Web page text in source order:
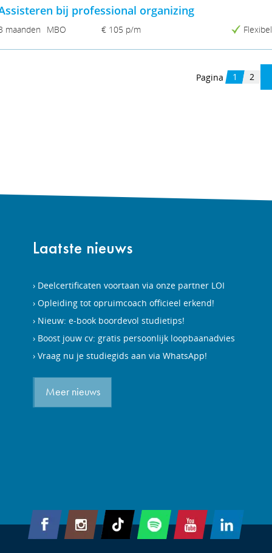
bij professional organizing
maanden MBO € 105 p/m
Pagina 1 2
Laatste nieuws
Deelcertificaten voortaan via onze partner LOI
Opleiding tot opruimcoach officieel erkend!
Nieuw: e-book boordevol studietips!
Boost jouw cv: gratis persoonlijk loopbaanadvies
Vraag nu je studiegids aan via WhatsApp!
Meer nieuws